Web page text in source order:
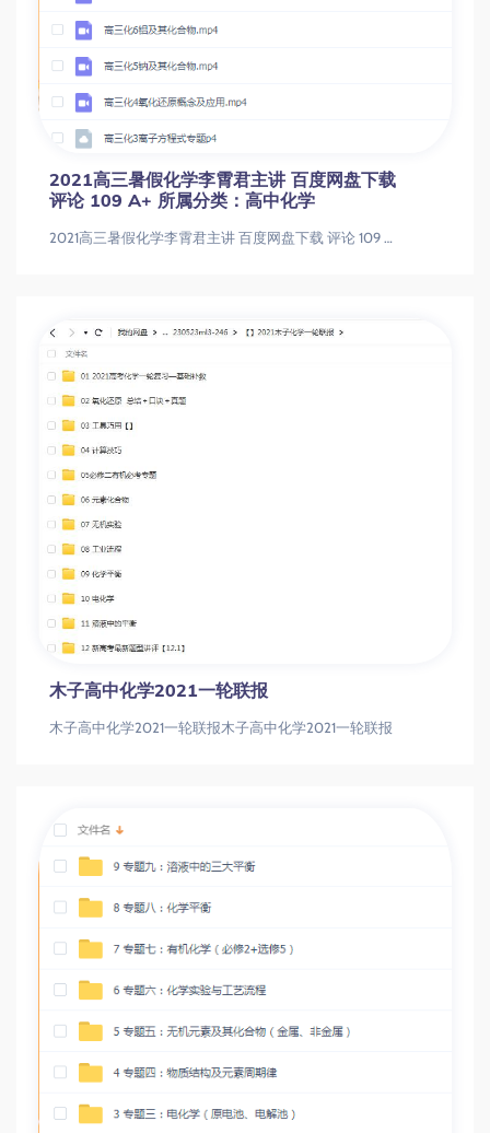
2021高三暑假化学李霄君主讲 百度网盘下载
评论 109 A+ 所属分类：高中化学
2021高三暑假化学李霄君主讲 百度网盘下载 评论 109 A+ 所属分类：高中化学2021高三暑假化学李霄君主讲 百度网盘下载
木子高中化学2021一轮联报
木子高中化学2021一轮联报木子高中化学2021一轮联报